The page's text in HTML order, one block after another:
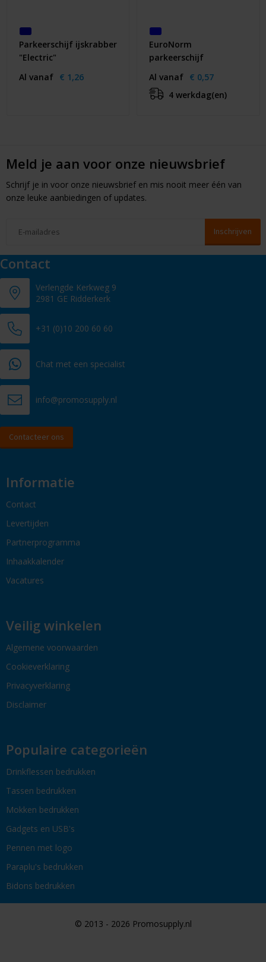
Parkeerschijf ijskrabber
"Electric"
Al vanaf € 1,26
EuroNorm
parkeerschijf
Al vanaf € 0,57
4 werkdag(en)
Meld je aan voor onze nieuwsbrief
Schrijf je in voor onze nieuwsbrief en mis nooit meer één van
onze leuke aanbiedingen of updates.
Contact
Verlengde Kerkweg 9
2981 GE Ridderkerk
+31 (0)10 200 60 60
Chat met een specialist
info@promosupply.nl
Contacteer ons
Informatie
Contact
Levertijden
Partnerprogramma
Inhaakkalender
Vacatures
Veilig winkelen
Algemene voorwaarden
Cookieverklaring
Privacyverklaring
Disclaimer
Populaire categorieën
Drinkflessen bedrukken
Tassen bedrukken
Mokken bedrukken
Gadgets en USB's
Pennen met logo
Paraplu's bedrukken
Bidons bedrukken
© 2013 - 2026 Promosupply.nl